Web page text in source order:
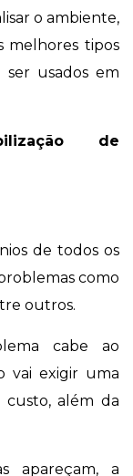
o ambiente,
melhores tipos
usados em
de
de todos os
como
outros.
cabe ao
vai exigir uma
além da
apareçam, a